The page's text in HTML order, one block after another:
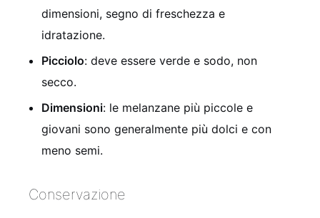
dimensioni, segno di freschezza e
idratazione.
Picciolo: deve essere verde e sodo, non
secco.
Dimensioni: le melanzane più piccole e
giovani sono generalmente più dolci e con
meno semi.
Conservazione